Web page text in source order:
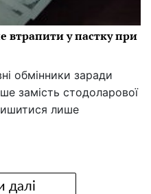
втрапити у пастку при
обмінники заради
замість стодоларової
лише
далі